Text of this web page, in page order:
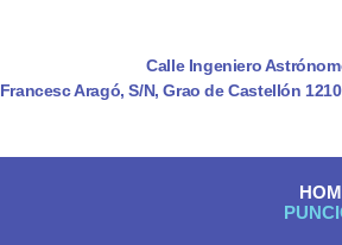
Calle Ingeniero
Francesc Aragó, S/N, Grao de Castellón